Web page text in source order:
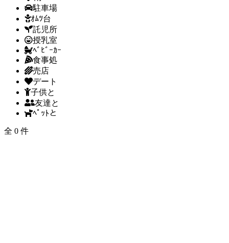
駐車場
ｵﾑﾂ台
託児所
授乳室
ﾍﾞﾋﾞｰｶｰ
食事処
売店
デート
子供と
友達と
ﾍﾟｯﾄと
全 0 件